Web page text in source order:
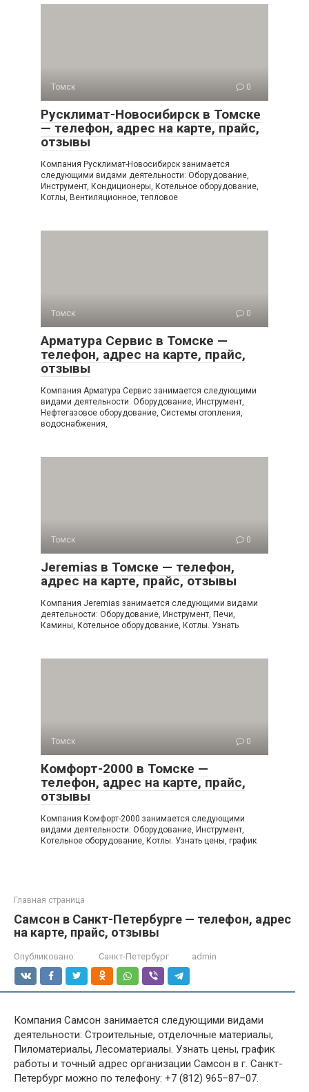
Томск 0
Русклимат-Новосибирск в Томске
— телефон, адрес на карте, прайс,
отзывы
Компания Русклимат-Новосибирск занимается
следующими видами деятельности: Оборудование,
Инструмент, Кондиционеры, Котельное оборудование,
Котлы, Вентиляционное, тепловое
Томск 0
Арматура Сервис в Томске —
телефон, адрес на карте, прайс,
отзывы
Компания Арматура Сервис занимается следующими
видами деятельности: Оборудование, Инструмент,
Нефтегазовое оборудование, Системы отопления,
водоснабжения,
Томск 0
Jeremias в Томске — телефон,
адрес на карте, прайс, отзывы
Компания Jeremias занимается следующими видами
деятельности: Оборудование, Инструмент, Печи,
Камины, Котельное оборудование, Котлы. Узнать
Томск 0
Комфорт-2000 в Томске —
телефон, адрес на карте, прайс,
отзывы
Компания Комфорт-2000 занимается следующими
видами деятельности: Оборудование, Инструмент,
Котельное оборудование, Котлы. Узнать цены, график
Главная страница
Самсон в Санкт-Петербурге — телефон, адрес
на карте, прайс, отзывы
Опубликовано: Санкт-Петербург admin
Компания Самсон занимается следующими видами
деятельности: Строительные, отделочные материалы,
Пиломатериалы, Лесоматериалы. Узнать цены, график
работы и точный адрес организации Самсон в г. Санкт-
Петербург можно по телефону: +7 (812) 965–87–07.